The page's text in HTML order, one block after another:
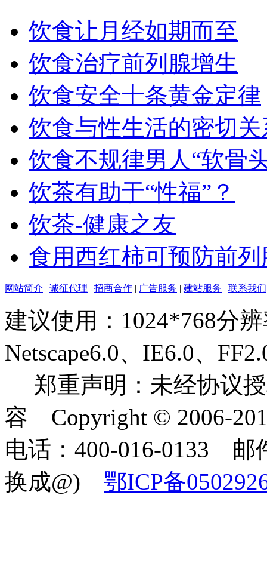
饮食让月经如期而至
饮食治疗前列腺增生
饮食安全十条黄金定律
饮食与性生活的密切关
饮食不规律男人“软骨
饮茶有助于“性福”？
饮茶-健康之友
食用西红柿可预防前列
网站简介 | 诚征代理 | 招商合作 | 广告服务 | 建站服务 | 联系我们
建议使用：1024*768分
Netscape6.0、IE6.0、
郑重声明：未经协议
容 Copyright © 2006-
电话：400-016-0133 邮
换成@) 鄂ICP备